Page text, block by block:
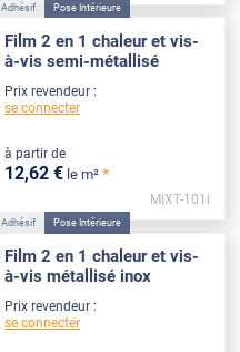
Adhésif Pose Intérieure
Film 2 en 1 chaleur et vis-
à-vis semi-métallisé
Prix revendeur :
se connecter
à partir de
12,62 € le m² *
MIXT-101i
Adhésif Pose Intérieure
Film 2 en 1 chaleur et vis-
à-vis métallisé inox
Prix revendeur :
se connecter